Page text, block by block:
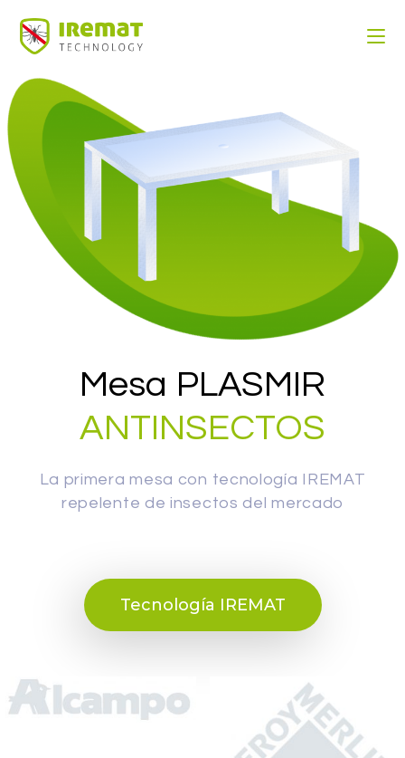
Mesa PLASMIR
ANTINSECTOS
La primera mesa con tecnología IREMAT
repelente de insectos del mercado
Tecnología IREMAT